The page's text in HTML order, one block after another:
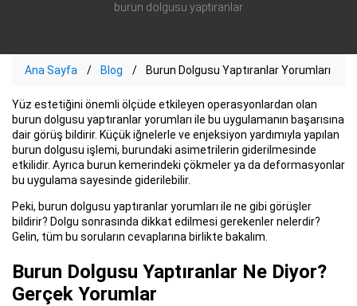
burun dolgusu yaptıranlar
Ana Sayfa Blog Burun Dolgusu Yaptıranlar Yorumları
Yüz estetiğini önemli ölçüde etkileyen operasyonlardan olan
burun dolgusu yaptıranlar yorumları ile bu uygulamanın başarısına
dair görüş bildirir. Küçük iğnelerle ve enjeksiyon yardımıyla yapılan
burun dolgusu işlemi, burundaki asimetrilerin giderilmesinde
etkilidir. Ayrıca burun kemerindeki çökmeler ya da deformasyonlar
bu uygulama sayesinde giderilebilir.
Peki, burun dolgusu yaptıranlar yorumları ile ne gibi görüşler
bildirir? Dolgu sonrasında dikkat edilmesi gerekenler nelerdir?
Gelin, tüm bu soruların cevaplarına birlikte bakalım.
Burun Dolgusu Yaptıranlar Ne Diyor?
Gerçek Yorumlar